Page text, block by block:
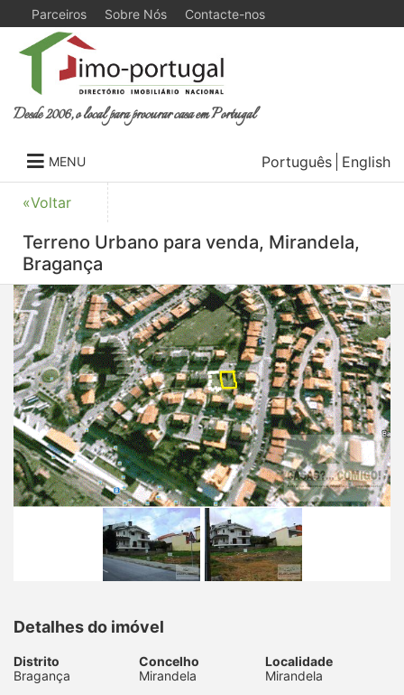
Parceiros Sobre Nós Contacte-nos
Desde 2006, o local para procurar casa em Portugal
MENU Português English
«Voltar
Terreno Urbano para venda, Mirandela,
Bragança
Detalhes do imóvel
Distrito
Bragança
Concelho
Mirandela
Localidade
Mirandela